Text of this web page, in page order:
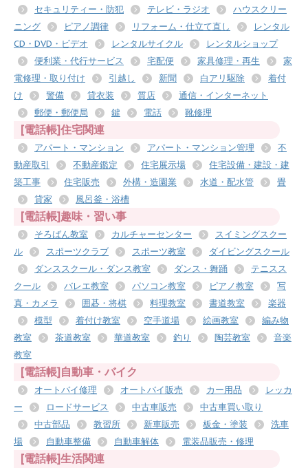
セキュリティー・防犯
テレビ・ラジオ
ハウスクリー
ニング
ピアノ調律 リフォーム・仕立て直し
レンタル
CD・DVD・ビデオ
レンタルサイクル
レンタルショップ
便利業・代行サービス
宅配便 家具修理・再生
家
電修理・取り付け
引越し 新聞 白アリ駆除
着付
け
警備 貸衣装 質店
通信・インターネット
郵便・郵便局
鍵 電話 靴修理
[電話帳]住宅関連
アパート・マンション アパート・マンション管理
不
動産取引
不動産鑑定 住宅展示場
住宅設備・建設・建
築工事
住宅販売 外構・造園業 水道・配水管
畳
貸家
風呂釜・浴槽
[電話帳]趣味・習い事
そろばん教室 カルチャーセンター
スイミングスクー
ル
スポーツクラブ スポーツ教室
ダイビングスクール
ダンススクール・ダンス教室
ダンス・舞踊
テニスス
クール
バレエ教室 パソコン教室 ピアノ教室
写
真・カメラ
囲碁・将棋 料理教室 書道教室
楽器
模型
着付け教室 空手道場 絵画教室
編み物
教室
茶道教室 華道教室 釣り 陶芸教室
音楽
教室
[電話帳]自動車・バイク
オートバイ修理 オートバイ販売 カー用品
レッカ
ー
ロードサービス 中古車販売
中古車買い取り
中古部品
教習所 新車販売 板金・塗装
洗車
場
自動車整備 自動車解体 電装品販売・修理
[電話帳]生活関連